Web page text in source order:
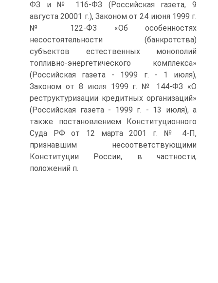
ФЗ и № 116-ФЗ (Российская газета, 9
августа 20001 г.), Законом от 24 июня 1999 г.
№ 122-ФЗ «Об особенностях
несостоятельности (банкротства)
субъектов естественных монополий
топливно-энергетического комплекса»
(Российская газета - 1999 г. - 1 июля),
Законом от 8 июля 1999 г. № 144-ФЗ «О
реструктуризации кредитных организаций»
(Российская газета - 1999 г. - 13 июля), а
также постановлением Конституционного
Суда РФ от 12 марта 2001 г. № 4-П,
признавшим несоответствующими
Конституции России, в частности,
положений п.